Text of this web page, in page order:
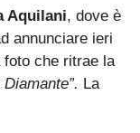
Aquilani, dove è
annunciare ieri
che ritrae la
La